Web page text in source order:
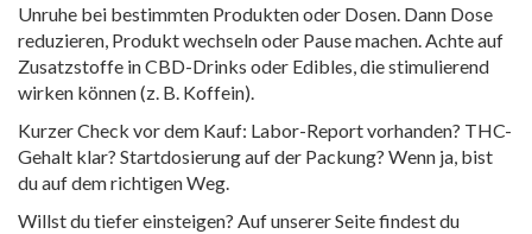
Unruhe bei bestimmten Produkten oder Dosen. Dann Dose
reduzieren, Produkt wechseln oder Pause machen. Achte auf
Zusatzstoffe in CBD-Drinks oder Edibles, die stimulierend
wirken können (z. B. Koffein).
Kurzer Check vor dem Kauf: Labor-Report vorhanden? THC-
Gehalt klar? Startdosierung auf der Packung? Wenn ja, bist
du auf dem richtigen Weg.
Willst du tiefer einsteigen? Auf unserer Seite findest du